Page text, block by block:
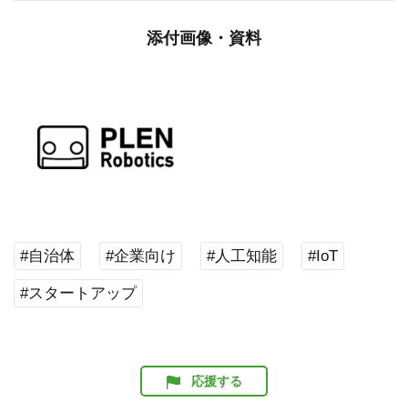
添付画像・資料
#自治体 #企業向け #人工知能 #IoT
#スタートアップ
応援する